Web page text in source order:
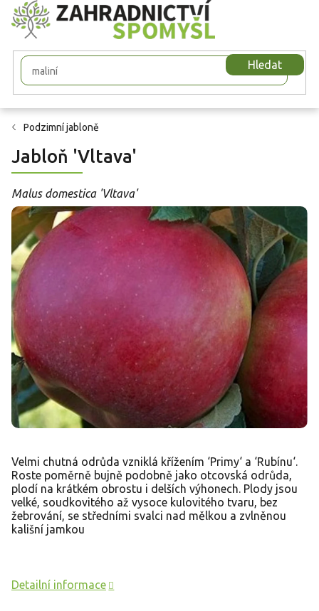
Přejít
na
obsah
Hledat
Podzimní jabloně
Jabloň 'Vltava'
Malus domestica 'Vltava'
Velmi chutná odrůda vzniklá křížením ‘Primy‘ a ‘Rubínu‘.
Roste poměrně bujně podobně jako otcovská odrůda,
plodí na krátkém obrostu i delších výhonech. Plody jsou
velké, soudkovitého až vysoce kulovitého tvaru, bez
žebrování, se středními svalci nad mělkou a zvlněnou
kališní jamkou
Detailní informace